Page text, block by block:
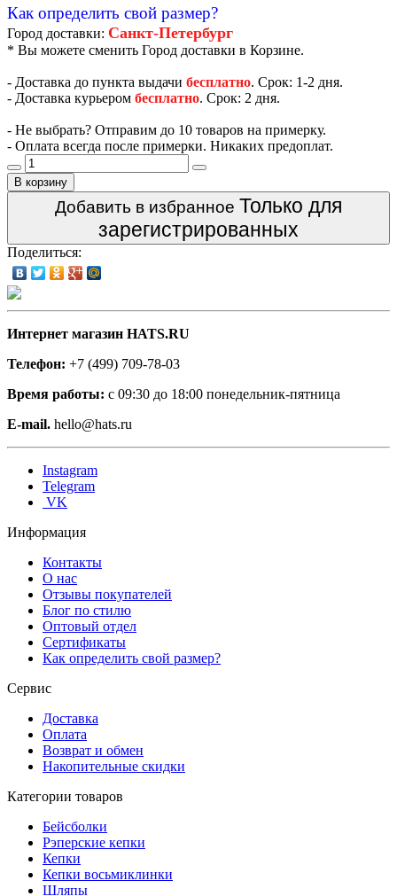
Как определить свой размер?
Город доставки: Санкт-Петербург
* Вы можете сменить Город доставки в Корзине.
- Доставка до пункта выдачи бесплатно. Срок: 1-2 дня.
- Доставка курьером бесплатно. Срок: 2 дня.
- Не выбрать? Отправим до 10 товаров на примерку.
- Оплата всегда после примерки. Никаких предоплат.
В корзину
Добавить в избранное Только для
зарегистрированных
Поделиться:
Интернет магазин HATS.RU
Телефон: +7 (499) 709-78-03
Время работы: с 09:30 до 18:00 понедельник-пятница
E-mail. hello@hats.ru
Instagram
Telegram
VK
Информация
Контакты
О нас
Отзывы покупателей
Блог по стилю
Оптовый отдел
Сертификаты
Как определить свой размер?
Сервис
Доставка
Оплата
Возврат и обмен
Накопительные скидки
Категории товаров
Бейсболки
Рэперские кепки
Кепки
Кепки восьмиклинки
Шляпы